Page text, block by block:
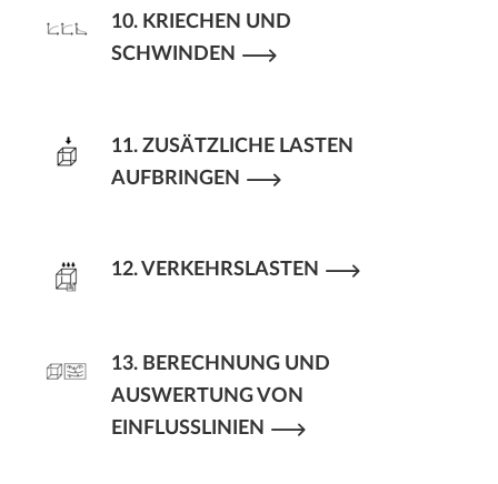
10. KRIECHEN UND
SCHWINDEN
11. ZUSÄTZLICHE LASTEN
AUFBRINGEN
12. VERKEHRSLASTEN
13. BERECHNUNG UND
AUSWERTUNG VON
EINFLUSSLINIEN